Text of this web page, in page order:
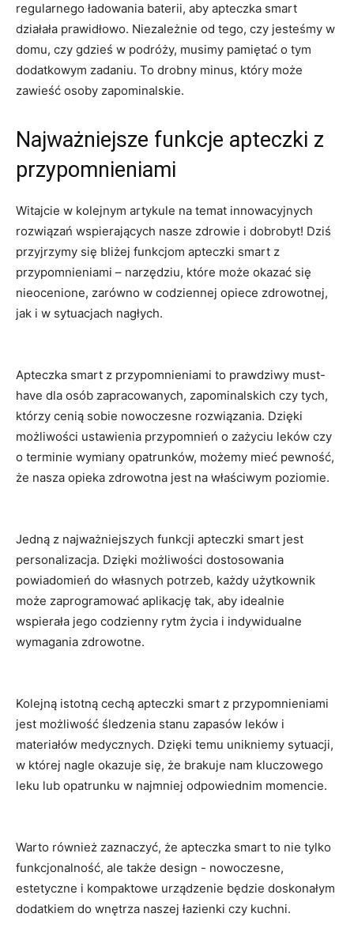
‍regularnego ładowania ‍baterii, aby ‌apteczka⁤ smart
⁢działała⁢ prawidłowo. ⁢Niezależnie​ od tego, ‌czy jesteśmy w⁣
domu, czy gdzieś ‌w podróży, ‍musimy‍ pamiętać o tym
dodatkowym zadaniu. To drobny ⁤minus, który może
⁤zawieść osoby⁣ zapominalskie.
Najważniejsze funkcje apteczki z
przypomnieniami
Witajcie w kolejnym artykule na temat‍ innowacyjnych
rozwiązań⁢ wspierających nasze zdrowie i ⁢dobrobyt! Dziś
⁢przyjrzymy ​się bliżej ​funkcjom apteczki⁤ smart z⁣
przypomnieniami​ – narzędziu,‍ które może okazać się
nieocenione, zarówno w codziennej ‌opiece zdrowotnej,
jak i⁣ w ​sytuacjach ⁤nagłych.
Apteczka smart z przypomnieniami to⁤ prawdziwy must-
have ‌dla osób zapracowanych, zapominalskich ​czy ​tych,
którzy cenią sobie nowoczesne rozwiązania. Dzięki
możliwości ⁤ustawienia przypomnień o zażyciu leków czy
o terminie wymiany opatrunków, możemy mieć pewność,
⁤że nasza opieka zdrowotna​ jest na właściwym poziomie.
Jedną z najważniejszych funkcji apteczki‌ smart ⁣jest​
personalizacja. Dzięki możliwości​ dostosowania
powiadomień do‌ własnych potrzeb, ‍każdy⁤ użytkownik
może zaprogramować aplikację tak,⁢ aby⁢ idealnie
wspierała jego codzienny rytm życia i indywidualne
wymagania​ zdrowotne.
Kolejną istotną cechą apteczki smart‍ z przypomnieniami
jest możliwość⁤ śledzenia ⁢stanu zapasów⁤ leków i
materiałów‍ medycznych. Dzięki​ temu⁤ unikniemy ⁤sytuacji,⁤
w której nagle ‌okazuje się, że brakuje nam kluczowego
leku lub opatrunku w najmniej ‌odpowiednim momencie.
Warto ⁢również zaznaczyć,⁤ że apteczka smart ‌to‍ nie tylko
funkcjonalność, ‍ale także‍ design -⁣ nowoczesne,
⁤estetyczne i ⁣kompaktowe urządzenie będzie doskonałym‌
dodatkiem do wnętrza naszej łazienki czy‍ kuchni.